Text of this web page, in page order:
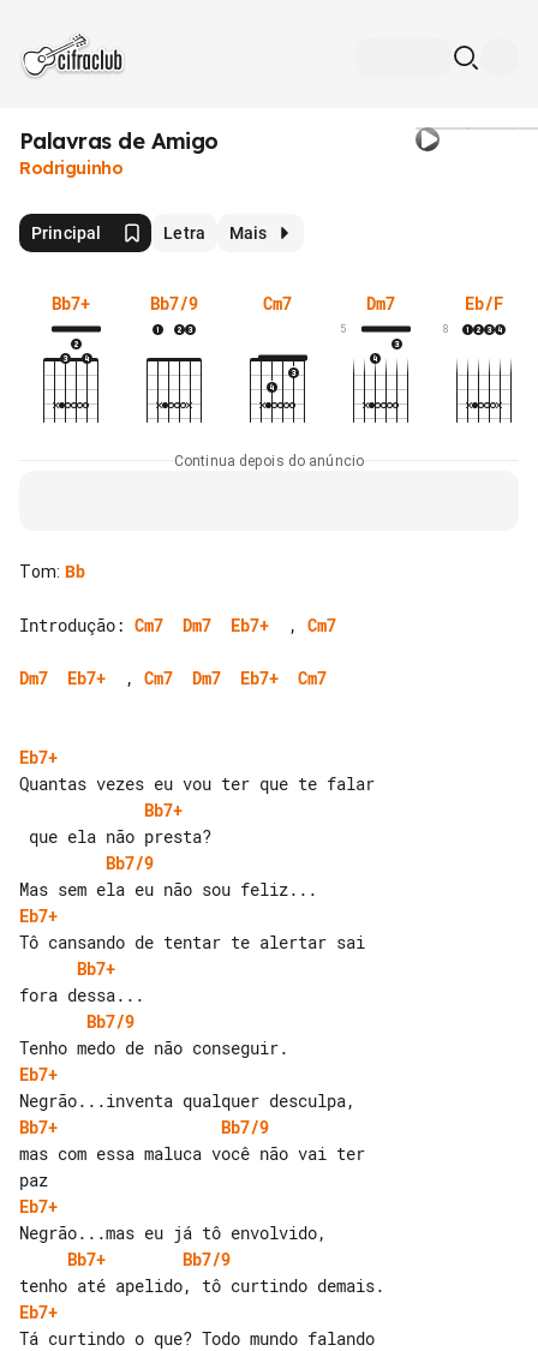
Palavras de Amigo
Rodriguinho
Principal Letra Mais
Bb7+ Bb7/9 Cm7 Dm7
5
Eb/F
8
Continua depois do anúncio
Tom: Bb
Introdução: Cm7 Dm7 Eb7+
  ,
Cm7
Dm7 Eb7+
  ,
Cm7 Dm7 Eb7+ Cm7
Eb7+
Bb7+
Bb7/9
Eb7+
Bb7+
Bb7/9
Eb7+
Bb7+
Bb7/9
mas com essa maluca você não vai ter
Eb7+
Bb7+
Bb7/9
Eb7+